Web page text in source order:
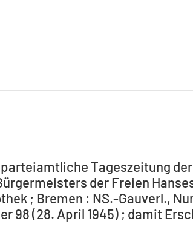
Tageszeitung
der Freien
; Bremen : NS.-Gauverl.,
98 (28. April 1945) ; damit